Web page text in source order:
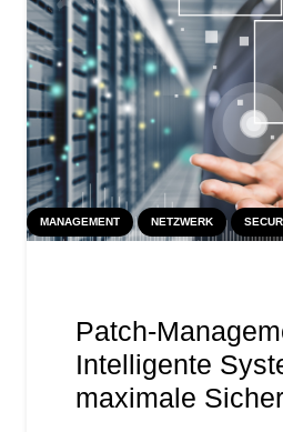
MANAGEMENT NETZWERK
Patch-
Intelligente
maximale